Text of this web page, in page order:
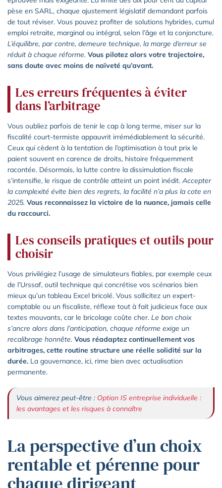
pèse en SARL, chaque ajustement législatif demandant parfois
de tout réviser. Vous pouvez profiter de solutions hybrides, cumul
emploi retraite, marginal ou intégral, selon l’âge et la conjoncture.
L’équilibre, par contre, demeure technique, la marge d’erreur se
réduit à chaque réforme. Vous pilotez alors votre trajectoire,
sans doute avec moins de naïveté qu’avant.
Les erreurs fréquentes à éviter
dans l’arbitrage
Vous oubliez parfois de tenir le cap à long terme, miser sur la
fiscalité court-termiste appauvrit irrémédiablement la sécurité.
Ceux qui cèdent à la tentation de l’optimisation à tout prix le
paient souvent en carence de droits, histoire fréquemment
racontée. Désormais, la lutte contre la dissimulation fiscale
s’intensifie, le risque de contrôle atteint un point inédit. Accepter
la complexité évite bien des regrets, la facilité n’a plus la cote en
2025. Vous reconnaissez la victoire de la nuance, jamais celle
du raccourci.
Les conseils pratiques et outils pour
choisir
Vous privilégiez l’usage de simulateurs fiables, par exemple ceux
de l’Urssaf, outil technique qui concrétise vos scénarios bien
mieux qu’un tableau Excel bricolé. Vous sollicitez un expert-
comptable ou un fiscaliste, réflexe tout à fait judicieux face aux
textes mouvants, car le bricolage coûte cher. Le bon choix
s’ancre alors dans l’anticipation, chaque réforme exige un
recalibrage honnête. Vous réadaptez continuellement vos
arbitrages, cette routine structure une réelle solidité sur la
durée. La gouvernance, ici, rime bien avec actualisation
permanente.
Vous aimerez peut-être : Option IS entreprise individuelle :
les avantages et les risques à connaître
La perspective d’un choix
rentable et pérenne pour